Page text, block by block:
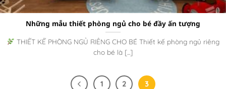
Những mẫu thiết phòng ngủ cho bé đầy ấn tượng
THIẾT KẾ PHÒNG NGỦ RIÊNG CHO BÉ Thiết kế phòng ngủ riêng
cho bé là [...]
1 2 3